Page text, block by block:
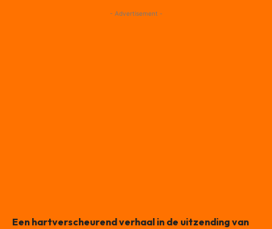
- Advertisement -
Een hartverscheurend verhaal in de uitzending van